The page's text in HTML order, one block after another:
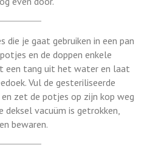
die je gaat gebruiken in een pan
en de doppen enkele
een tang uit het water en laat
Vul de gesteriliseerde
zet de potjes op zijn kop weg
deksel vacuüm is getrokken,
bewaren.